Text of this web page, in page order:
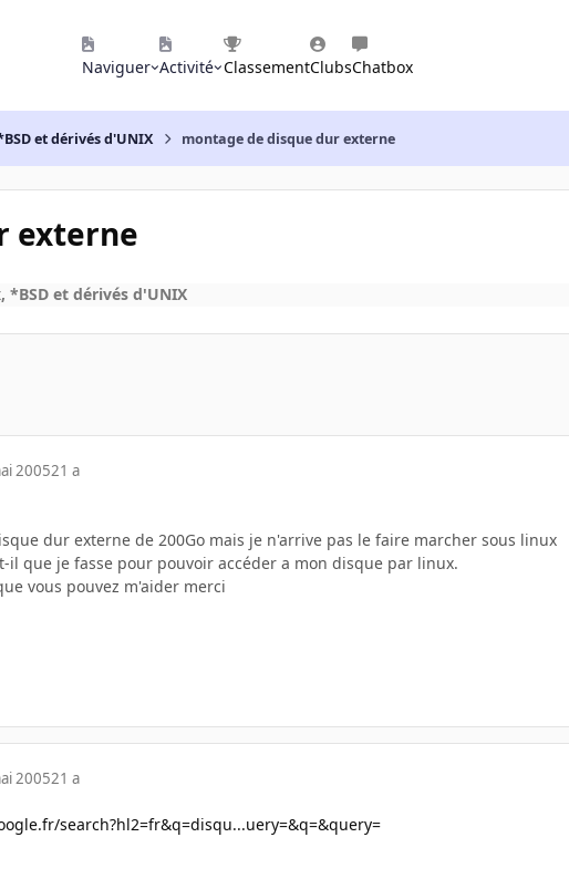
Naviguer Activité ClassementClubsChatbox
et dérivés d'UNIX montage de disque dur externe
externe
*BSD et dérivés d'UNIX
200521 a
dur externe de 200Go mais je n'arrive pas le faire marcher sous linux
il que je fasse pour pouvoir accéder a mon disque par linux.
vous pouvez m'aider merci
200521 a
search?hl2=fr&q=disqu...uery=&q=&query=